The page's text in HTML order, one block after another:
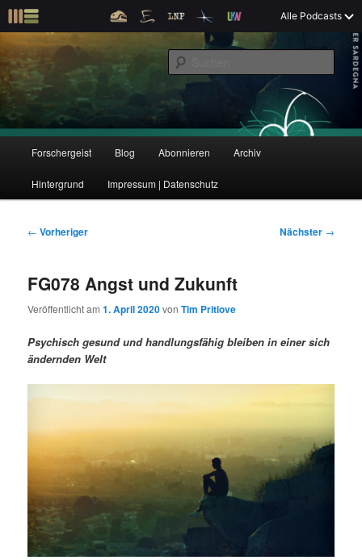
m
p
r
i
ä
Alle Podcasts
Forschergeist
Der Interview-Podcast zu Bildung und Forschung
u
e
p
Z
u
r
m
ä
r
n
I
Z
u
e
u
n
d
r
e
Forschergeist Blog Abonnieren Archiv
Hintergrund Impressum | Datenschutz
B
t
a
s
n
a
v
g
a
t
i
o
n
← Vorheriger Nächster →
FG078 Angst und Zukunft
Veröffentlicht am1. April 2020vonTim Pritlove
Psychisch gesund und handlungsfähig bleiben in einer sich
ändernden Welt